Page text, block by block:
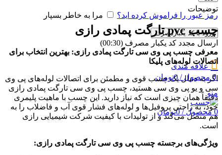
رمز عبور را فراموش کرده اید؟ مرا به خاطر بسپار
ورود با کد یکبارمصرف
ارسال مجدد کد یکبار مصرف (00:
30
)
علاقه مندی
0 محصول /
0تومان
منو
0 محصول /
0تومان
توضیحات
چسب pvc تارگت پمادی رازی
معرفی چسب پی وی سی تارگت پمادی رازی: بهترین انتخاب برای
اتصالات لوله‌های پلیکا
اگر به دنبال یک چسب قوی و مطمئن برای اتصالات لوله‌های پی وی
سی و یو پی وی سی هستید، چسب پی وی سی تارگت پمادی رازی
دقیقاً همان چیزی است که نیاز دارید. این چسب با ماهیت پلیمری
خود، به راحتی پروفیل‌ها و لوله‌های فشار قوی آب و فاضلاب را به
هم متصل می‌کند و از تولیدات با کیفیت شرکت شیمیایی رازی
است.
ویژگی‌های برجسته چسب پی وی سی تارگت پمادی رازی: